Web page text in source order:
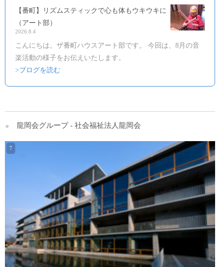
【番町】リズムスティックで心も体もウキウキに
（アート部）
2026.8.4
こんにちは。ザ番町ハウスアート部です。 今回は、8月の音
楽活動の様子をお伝えいたします。
>ブログを読む
龍岡会グループ - 社会福祉法人龍岡会